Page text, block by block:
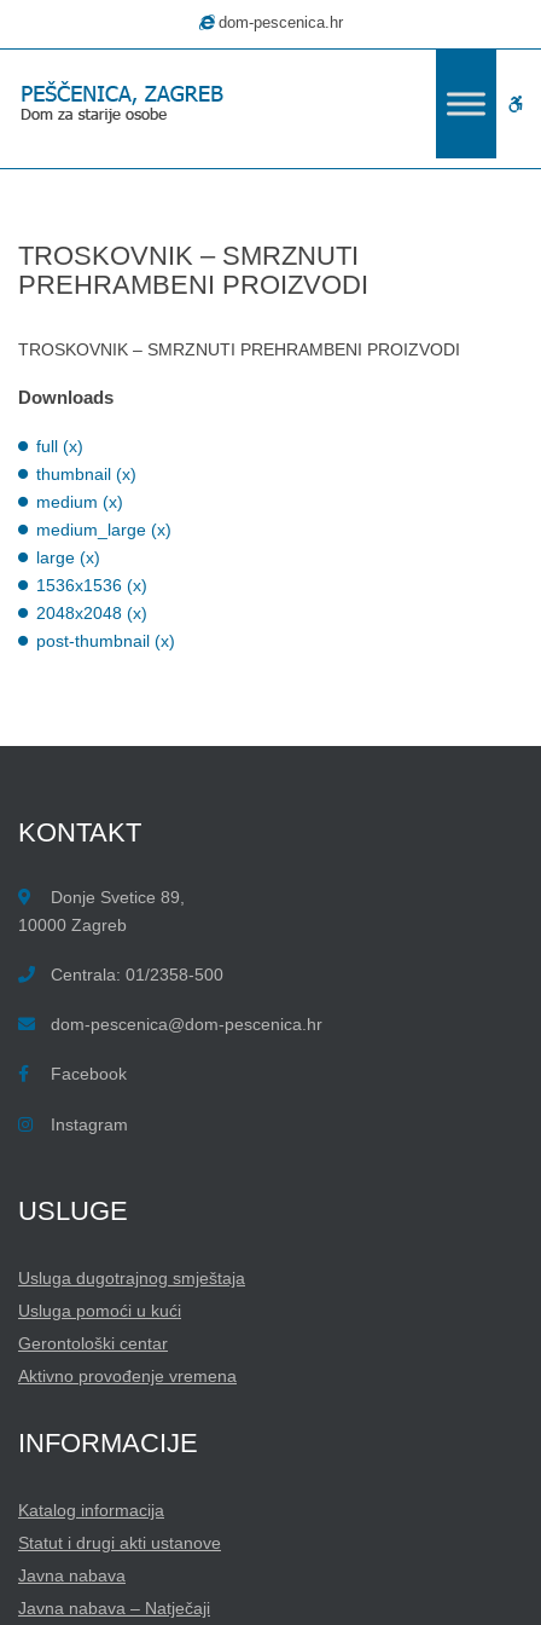
SMRZNUTI
PREHRAMBENI
dom-pescenica.hr
TROSKOVNIK – SMRZNUTI
PREHRAMBENI PROIZVODI
TROSKOVNIK – SMRZNUTI PREHRAMBENI PROIZVODI
Downloads
full (x)
thumbnail (x)
medium (x)
medium_large (x)
large (x)
1536x1536 (x)
2048x2048 (x)
post-thumbnail (x)
KONTAKT
Donje Svetice 89,
10000 Zagreb
Centrala: 01/2358-500
dom-pescenica@dom-pescenica.hr
Facebook
Instagram
USLUGE
Usluga dugotrajnog smještaja
Usluga pomoći u kući
Gerontološki centar
Aktivno provođenje vremena
INFORMACIJE
Katalog informacija
Statut i drugi akti ustanove
Javna nabava
Javna nabava – Natječaji